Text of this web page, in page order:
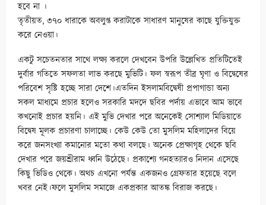
হবে না ।
তৃতীয়ত, ৩৭০ ধারাকে অবলুপ্ত করাটাকে সাধারণ মানুষের কাছে যুক্তিযুক্ত
করে নেওয়া।
একটু সচেতনতার সাথে লক্ষ্য করলে দেখবেন উপরি উল্লেখিত প্রতিটিতেই
দুর্বার গতিতে সফলতা লাভ করছে মুভিটি। ফল স্বরূপ তীব্র ঘৃণা ও বিদ্বেষের
পরিবেশ সৃষ্টি হচ্ছে সারা দেশে।এতদিন ইসলামবিদ্বেষী প্রপাগান্ডা অন্য
সকল মাধ্যমে প্রচার হলেও সরকারি মদদে ছবির পর্দায় এভাবে আম ভাবে
কখনোই প্রচার হয়নি। এই মুভি দেখার পরে অনেকেই সোশ্যাল মিডিয়াতে
বিদ্বেষ মূলক প্রচারণা চালাচ্ছে। কেউ কেউ তো মুসলিম মহিলাদের বিয়ে
করে জনসংখ্যা কমানোর মতো কথা বলছে। অনেক প্রেক্ষাগৃহ থেকে ছবি
দেখার পরে জয়শ্রীরাম ধ্বনি উঠেছে। প্রকাশ্যে গনহত্যারও নিদান এসেছে
কিছু ভিডিও থেকে। অথচ এখনো পর্যন্ত একজনও গ্রেফতার হয়েছে বলে
খবর নেই।ফলে মুসলিম সমাজে একপ্রকার আতঙ্ক বিরাজ করছে।